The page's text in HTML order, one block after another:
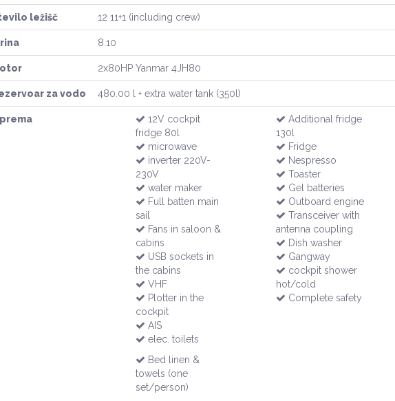
ležišč 12 11+1 (including crew)
8.10
2x80HP Yanmar 4JH80
za vodo 480.00 l + extra water tank (350l)
12V cockpit
fridge 80l
microwave
inverter 220V-
230V
water maker
Full batten main
sail
Fans in saloon &
cabins
USB sockets in
the cabins
VHF
Plotter in the
cockpit
AIS
elec. toilets
Additional fridge
130l
Fridge
Nespresso
Toaster
Gel batteries
Outboard engine
Transceiver with
antenna coupling
Dish washer
Gangway
cockpit shower
hot/cold
Complete safety
Bed linen &
towels (one
set/person)